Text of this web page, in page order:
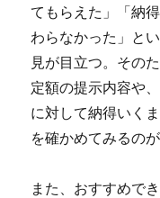
てもらえた」「納
わらなかった」と
見が目立つ。その
定額の提示内容や
に対して納得いく
を確かめてみるの
また、おすすめで